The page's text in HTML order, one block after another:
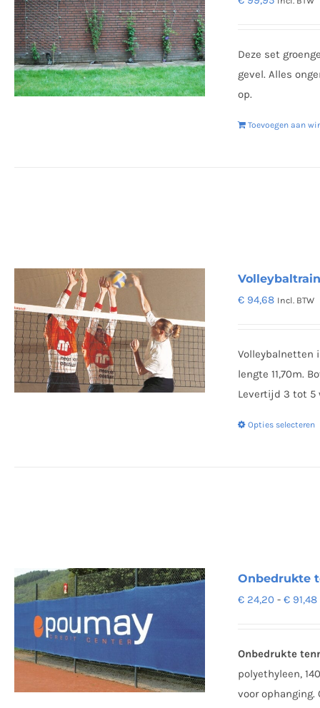
Deze set
gevel. Alles
op.
Toevoegen aan
€ 94,68 Incl. BTW
Volleybalnetten
lengte 11,70m.
Levertijd 3 tot 5
Opties selecteren
Onbedrukte
€ 24,20 - € 91,48
Onbedrukte
polyethyleen,
voor